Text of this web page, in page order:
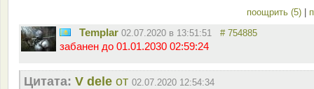
поощрить (5) |
Templar 02.07.2020 в 13:51:51 # 754885
забанен до 01.01.2030 02:59:24
Цитата: V dele от 02.07.2020 12:54:34